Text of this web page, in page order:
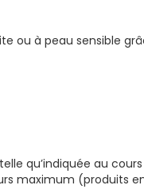
ou à peau sensible
qu’indiquée au
maximum (produits